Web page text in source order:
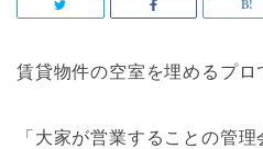
賃貸物件の空室を埋めるプロ
「大家が営業することの管理